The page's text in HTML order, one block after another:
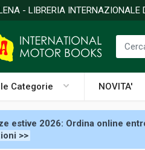
- LIBRERIA
Categorie NOVITA'
estive 2026: Ordina online
>>